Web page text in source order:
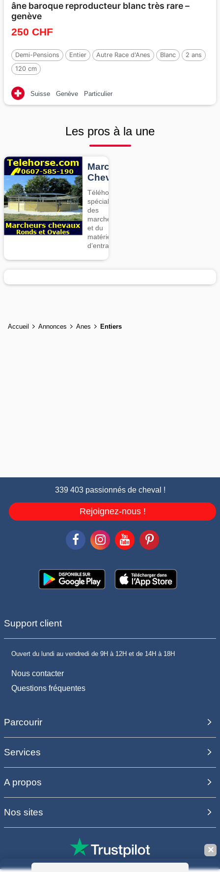
âne baroque reproducteur blanc très rare –
genève
250 CHF
Demi-Pensions Entier Autre Race d'Anes Blanc
2 ans
120 cm
Suisse Genève Particulier
Les pros à la une
Marcheurs
Chevaux
Téléhorse,
spécialiste
des
marcheurs
et du
matériel
d’entrainement
Accueil Annonces Anes Entiers
339 403 passionnés de cheval !
Rejoignez-nous !
Support client
Ouvert du lundi au vendredi de 9H à 12H et de 14H à 18H
Nous contacter
Questions fréquentes
Parcourir
Services
A propos
Nos sites
✕